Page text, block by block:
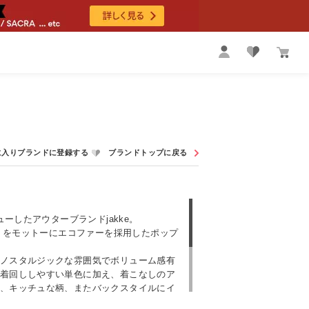
したアウターブランドjakke。
モットーにエコファーを採用したポップ
スタルジックな雰囲気でボリューム感有
回ししやすい単色に加え、着こなしのア
キッチュな柄、またバックスタイルにイ